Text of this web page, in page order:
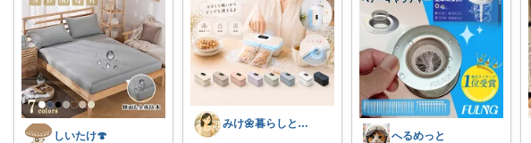
しいたけ🍄
みけ🌼暮らしとキッチン
へるめっと